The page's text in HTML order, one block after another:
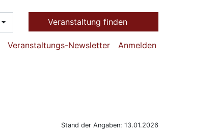
Veranstaltung finden
Veranstaltungs-Newsletter Anmelden
Stand der Angaben: 13.01.2026